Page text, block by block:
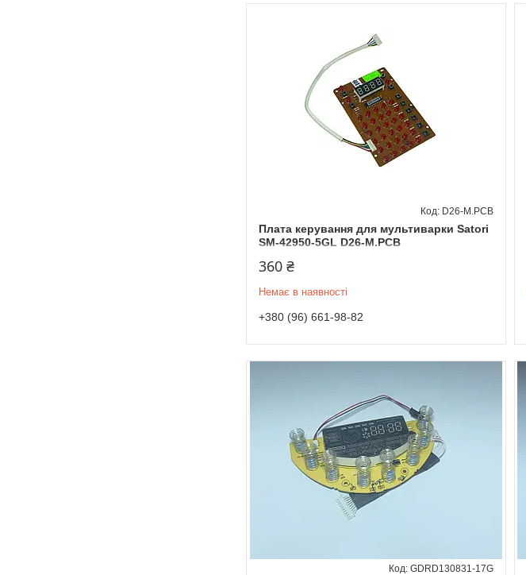
Плата керування для мультиварки Satori
SM-42950-5GL D26-M.PCB
D26-M.PCB
360 ₴
Немає в наявності
+380 (96) 661-98-82
GDRD130831-17G